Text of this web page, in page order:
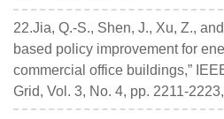
22.Jia, Q.-S., Shen, J., Xu, Z.,
based policy improvement for
commercial office buildings,”
Grid, Vol. 3, No. 4, pp. 2211-